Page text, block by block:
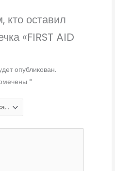
кто оставил
«FIRST AID
опубликован.
*